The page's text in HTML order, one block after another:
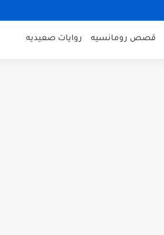
قصص رومانسيه روايات صعيديه